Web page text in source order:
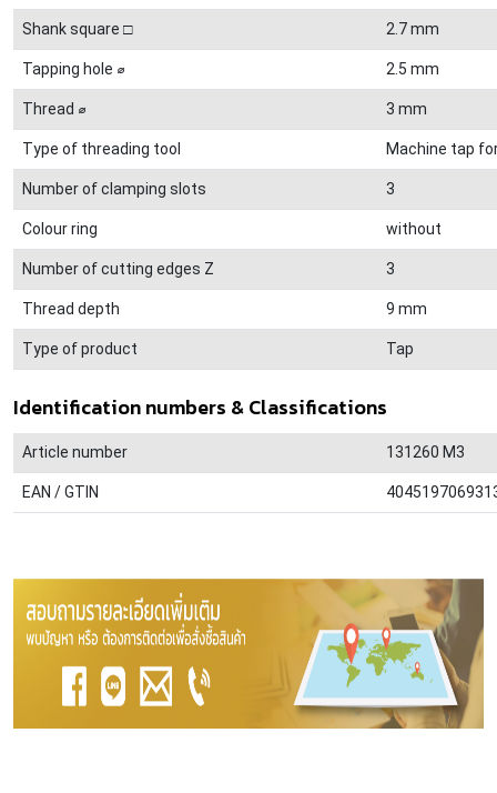
Shank square □ 2.7 mm
Tapping hole ⌀ 2.5 mm
Thread ⌀ 3 mm
Type of threading tool Machine tap
Number of clamping slots 3
Colour ring without
Number of cutting edges Z 3
Thread depth 9 mm
Type of product Tap
Identification numbers & Classifications
Article number 131260 M3
EAN / GTIN